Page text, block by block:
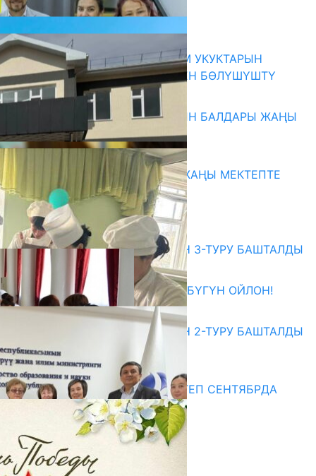
Акыркы жаңылыктар
КЫРГЫЗ ЭКСПЕРТТЕРИ АДАМ УКУКТАРЫН
ОКУТУУ ТАЖРЫЙБАСЫ МЕНЕН БӨЛҮШҮШТҮ
06.08.2026
ОШ: САВАЙ-АРЫК АЙЫЛЫНЫН БАЛДАРЫ ЖАҢЫ
БАЛА БАКЧАГА БАРАТ
06.08.2026
СУЗАК: ЖАҢЫ ОКУУ ЖЫЛЫ ЖАҢЫ МЕКТЕПТЕ
БАШТАЛАТ
06.08.2026
Абитуриент
ЖОЖДОРГО КАБЫЛ АЛУУНУН 3-ТУРУ БАШТАЛДЫ
27.07.2026
ӨЗҮҢДҮН КЕЛЕЧЕГИҢ ҮЧҮН БҮГҮН ОЙЛОН!
20.07.2026
ЖОЖДОРГО КАБЫЛ АЛУУНУН 2-ТУРУ БАШТАЛДЫ
20.07.2026
Медиа
СУЗАКТА 750 ОРУНДУУ МЕКТЕП СЕНТЯБРДА
ПАЙДАЛАНУУГА БЕРИЛЕТ
07.08.2025
Улуу Жеңиштин жандуу сөзү
29.04.2025